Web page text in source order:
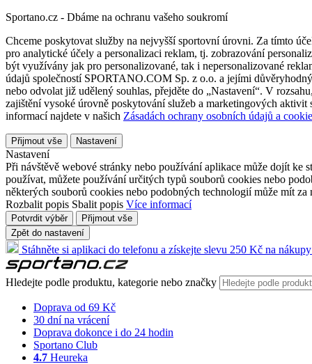
Sportano.cz - Dbáme na ochranu vašeho soukromí
Chceme poskytovat služby na nejvyšší sportovní úrovni. Za tímto
pro analytické účely a personalizaci reklam, tj. zobrazování
být využívány jak pro personalizované, tak i nepersonalizované
údajů společností SPORTANO.COM Sp. z o.o. a jejími
nebo odvolat již udělený souhlas, přejděte do „Nastavení“. V
zajištění vysoké úrovně poskytování služeb a marketingových
informací najdete v našich Zásadách ochrany osobních údajů a
Přijmout vše Nastavení
Nastavení
Při návštěvě webové stránky nebo používání aplikace může dojít ke
používat, můžete používání určitých typů souborů cookies nebo
některých souborů cookies nebo podobných technologií může mít
Rozbalit popis Sbalit popis Více informací
Potvrdit výběr
Přijmout vše
Zpět do nastavení
Stáhněte si aplikaci do telefonu a získejte slevu 250 Kč na
Hledejte podle produktu, kategorie nebo značky
Doprava od 69 Kč
30 dní na vrácení
Doprava dokonce i do 24 hodin
Sportano Club
4.7 Heureka